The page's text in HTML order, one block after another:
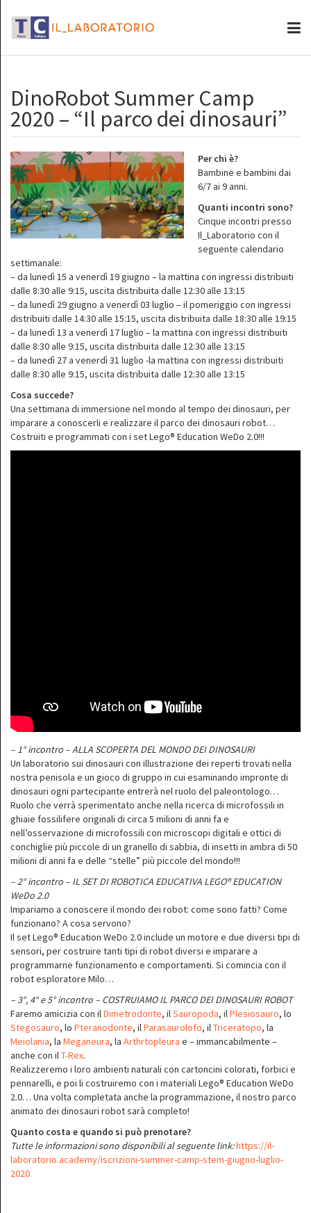
DinoRobot Summer Camp
2020 – “Il parco dei dinosauri”
Per chi è?
Bambine e bambini dai
6/7 ai 9 anni.
Quanti incontri sono?
Cinque incontri presso
Il_Laboratorio con il
seguente calendario
settimanale:
– da lunedì 15 a venerdì 19 giugno – la mattina con ingressi distribuiti
dalle 8:30 alle 9:15, uscita distribuita dalle 12:30 alle 13:15
– da lunedì 29 giugno a venerdì 03 luglio – il pomeriggio con ingressi
distribuiti dalle 14:30 alle 15:15, uscita distribuita dalle 18:30 alle 19:15
– da lunedì 13 a venerdì 17 luglio – la mattina con ingressi distribuiti
dalle 8:30 alle 9:15, uscita distribuita dalle 12:30 alle 13:15
– da lunedì 27 a venerdì 31 luglio -la mattina con ingressi distribuiti
dalle 8:30 alle 9:15, uscita distribuita dalle 12:30 alle 13:15
Cosa succede?
Una settimana di immersione nel mondo al tempo dei dinosauri, per
imparare a conoscerli e realizzare il parco dei dinosauri robot…
Costruiti e programmati con i set Lego® Education WeDo 2.0!!!
– 1° incontro – ALLA SCOPERTA DEL MONDO DEI DINOSAURI
Un laboratorio sui dinosauri con illustrazione dei reperti trovati nella
nostra penisola e un gioco di gruppo in cui esaminando impronte di
dinosauri ogni partecipante entrerà nel ruolo del paleontologo…
Ruolo che verrà sperimentato anche nella ricerca di microfossili in
ghiaie fossilifere originali di circa 5 milioni di anni fa e
nell’osservazione di microfossili con microscopi digitali e ottici di
conchiglie più piccole di un granello di sabbia, di insetti in ambra di 50
milioni di anni fa e delle “stelle” più piccole del mondo!!!
– 2° incontro – IL SET DI ROBOTICA EDUCATIVA LEGO® EDUCATION
WeDo 2.0
Impariamo a conoscere il mondo dei robot: come sono fatti? Come
funzionano? A cosa servono?
Il set Lego® Education WeDo 2.0 include un motore e due diversi tipi di
sensori, per costruire tanti tipi di robot diversi e imparare a
programmarne funzionamento e comportamenti. Si comincia con il
robot esploratore Milo…
– 3°, 4° e 5° incontro – COSTRUIAMO IL PARCO DEI DINOSAURI ROBOT
Faremo amicizia con ilDimetrodonte, ilSauropoda, ilPlesiosauro, lo
Stegosauro, lo Pteranodonte, ilParasaurolofo, ilTriceratopo, la
Meiolania, la Meganeura, la Arthrtopleura e – immancabilmente –
anche con ilT-Rex.
Realizzeremo i loro ambienti naturali con cartoncini colorati, forbici e
pennarelli, e poi li costruiremo con i materiali Lego® Education WeDo
2.0… Una volta completata anche la programmazione, il nostro parco
animato dei dinosauri robot sarà completo!
Quanto costa e quando si può prenotare?
Tutte le informazioni sono disponibili al seguente link:https://il-
laboratorio.academy/iscrizioni-summer-camp-stem-giugno-luglio-
2020